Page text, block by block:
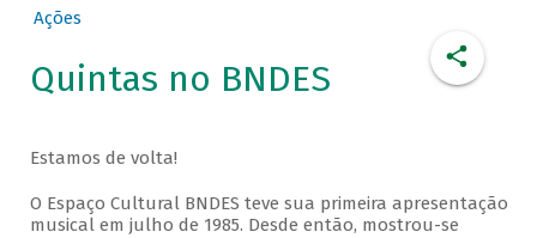
Ações
Quintas no BNDES
Estamos de volta!
O Espaço Cultural BNDES teve sua primeira apresentação
musical em julho de 1985. Desde então, mostrou-se